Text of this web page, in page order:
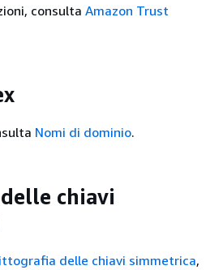
consulta Amazon Trust
Nomi di dominio.
chiavi
delle chiavi simmetrica,